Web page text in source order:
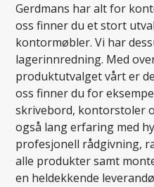
Gerdmans har alt for
oss finner du et stort
kontormøbler. Vi har
lagerinnredning. Med
produktutvalget vårt er
oss finner du for
skrivebord, kontorstoler
også lang erfaring med
profesjonell rådgivning,
alle produkter samt
en heldekkende